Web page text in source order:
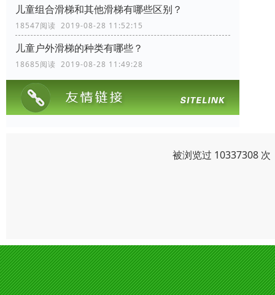
儿童组合滑梯和其他滑梯有哪些区别？
18547阅读 2019-08-28 11:52:15
儿童户外滑梯的种类有哪些？
18685阅读 2019-08-28 11:49:28
被浏览过 10337308